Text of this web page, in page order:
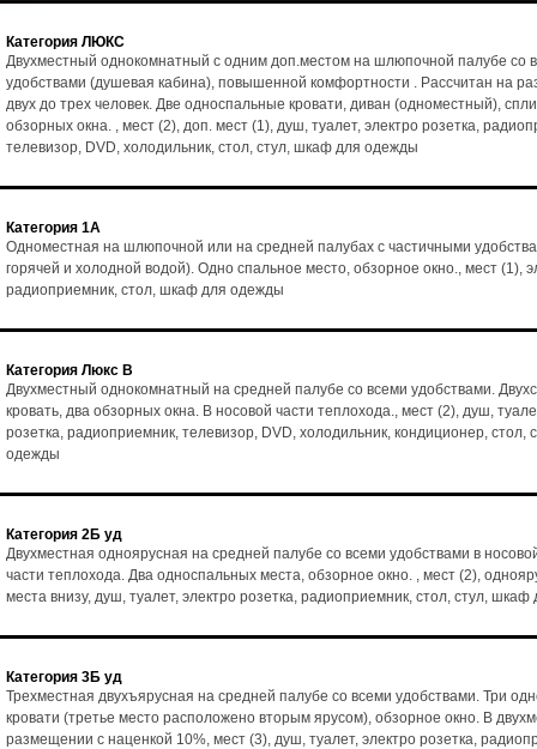
Категория ЛЮКС
Двухместный однокомнатный с одним доп.местом на шлюпочной палубе со
удобствами (душевая кабина), повышенной комфортности . Рассчитан на
двух до трех человек. Две односпальные кровати, диван (одноместный),
обзорных окна. , мест (2), доп. мест (1), душ, туалет, электро розетка,
телевизор, DVD, холодильник, стол, стул, шкаф для одежды
Категория 1А
Одноместная на шлюпочной или на средней палубах с частичными
горячей и холодной водой). Одно спальное место, обзорное окно., мест (1),
радиоприемник, стол, шкаф для одежды
Категория Люкс В
Двухместный однокомнатный на средней палубе со всеми удобствами.
кровать, два обзорных окна. В носовой части теплохода., мест (2), душ,
розетка, радиоприемник, телевизор, DVD, холодильник, кондиционер, стол,
одежды
Категория 2Б уд
Двухместная одноярусная на средней палубе со всеми удобствами в
части теплохода. Два односпальных места, обзорное окно. , мест (2),
места внизу, душ, туалет, электро розетка, радиоприемник, стол, стул,
Категория 3Б уд
Трехместная двухъярусная на средней палубе со всеми удобствами. Три
кровати (третье место расположено вторым ярусом), обзорное окно. В
размещении с наценкой 10%, мест (3), душ, туалет, электро розетка,